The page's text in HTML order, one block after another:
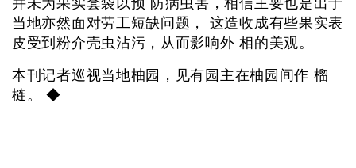
当地亦然面对劳工短缺问题， 这造收成有些果实表
皮受到粉介壳虫沾污，从而影响外 相的美观。
本刊记者巡视当地柚园，见有园主在柚园间作 榴
梿。 ◆